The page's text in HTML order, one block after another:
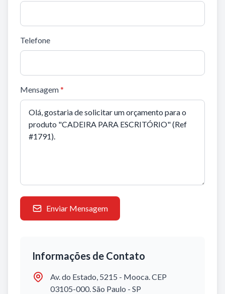
Telefone
Mensagem*
Enviar Mensagem
Informações de Contato
Av. do Estado, 5215 - Mooca. CEP
03105-000. São Paulo - SP